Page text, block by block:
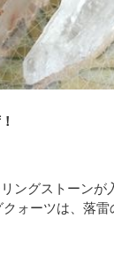
ングストーンが
ォーツは、落雷